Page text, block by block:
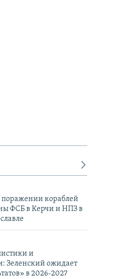
поражении кораблей
ФСБ в Керчи и НПЗ в
и
Зеленский ожидает
в 2026-2027